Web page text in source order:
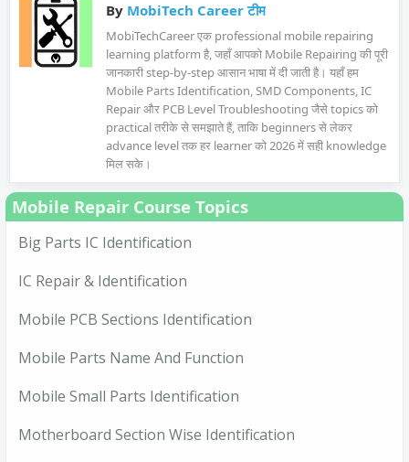
By MobiTech Career टीम
MobiTechCareer एक professional mobile repairing
learning platform है, जहाँ आपको Mobile Repairing की पूरी
जानकारी step-by-step आसान भाषा में दी जाती है। यहाँ हम
Mobile Parts Identification, SMD Components, IC
Repair और PCB Level Troubleshooting जैसे topics को
practical तरीके से समझाते हैं, ताकि beginners से लेकर
advance level तक हर learner को 2026 में सही knowledge
मिल सके।
Mobile Repair Course Topics
Big Parts IC Identification
IC Repair & Identification
Mobile PCB Sections Identification
Mobile Parts Name And Function
Mobile Small Parts Identification
Motherboard Section Wise Identification